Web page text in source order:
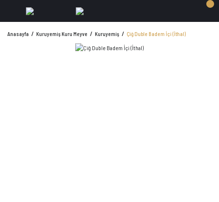
Anasayfa Kuruyemiş Kuru Meyve Kuruyemiş Çiğ Duble Badem İçi (İthal)